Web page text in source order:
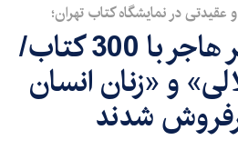
در نمایشگاه کتاب تهران؛
حضور مرکز نشر هاجر با 300 کتاب/
و «زنان انسان
شدند